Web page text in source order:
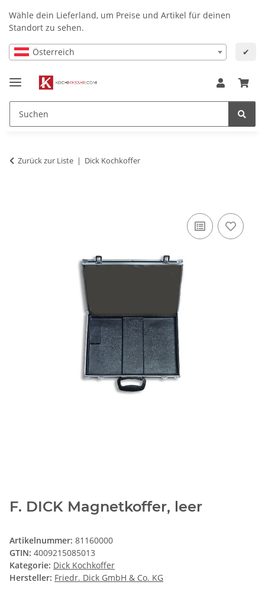
Wähle dein Lieferland, um Preise und Artikel für deinen
Standort zu sehen.
Österreich ✔
Zurück zur Liste Dick Kochkoffer
F. DICK Magnetkoffer, leer
Artikelnummer: 81160000
GTIN: 4009215085013
Kategorie: Dick Kochkoffer
Hersteller: Friedr. Dick GmbH & Co. KG